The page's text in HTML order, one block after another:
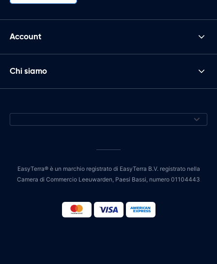
Account
Chi siamo
EasyTerra® è un marchio registrato di EasyTerra B.V. registrato nella
Camera di Commercio Leeuwarden, Paesi Bassi, numero 01104443